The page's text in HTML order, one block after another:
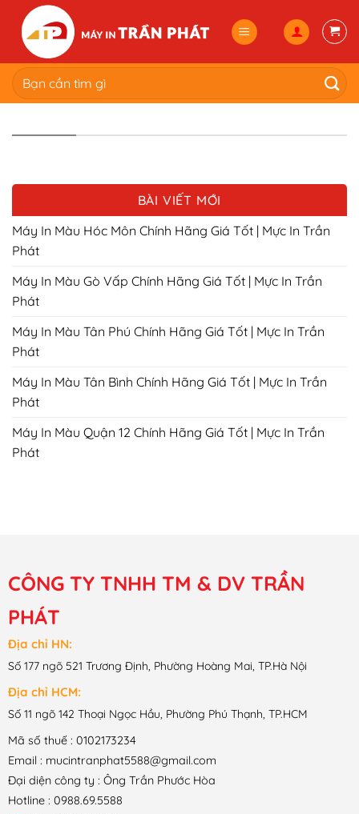
content
Tìm
kiếm:
BÀI VIẾT MỚI
Máy In Màu Hóc Môn Chính Hãng Giá Tốt | Mực In Trần
Phát
Máy In Màu Gò Vấp Chính Hãng Giá Tốt | Mực In Trần
Phát
Máy In Màu Tân Phú Chính Hãng Giá Tốt | Mực In Trần
Phát
Máy In Màu Tân Bình Chính Hãng Giá Tốt | Mực In Trần
Phát
Máy In Màu Quận 12 Chính Hãng Giá Tốt | Mực In Trần
Phát
CÔNG TY TNHH TM & DV TRẦN
PHÁT
Địa chỉ HN:
Số 177 ngõ 521 Trương Định, Phường Hoàng Mai, TP.Hà Nội
Địa chỉ HCM:
Số 11 ngõ 142 Thoại Ngọc Hầu, Phường Phú Thạnh, TP.HCM
Mã số thuế : 0102173234
Email : mucintranphat5588@gmail.com
Đại diện công ty : Ông Trần Phước Hòa
Hotline : 0988.69.5588